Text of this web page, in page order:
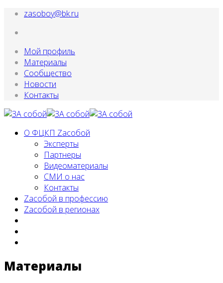
zasoboy@bk.ru
Мой профиль
Материалы
Сообщество
Новости
Контакты
О ФЦКП Zасобой
Эксперты
Партнеры
Видеоматериалы
СМИ о нас
Контакты
Zacобой в профессию
Zaсобой в регионах
Материалы